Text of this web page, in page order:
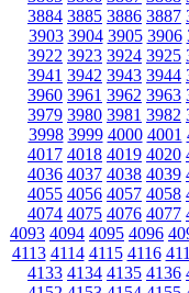
3884 3885 3886 3887
3903 3904 3905 3906
3922 3923 3924 3925
3941 3942 3943 3944
3960 3961 3962 3963
3979 3980 3981 3982
3998 3999 4000 4001
4017 4018 4019 4020
4036 4037 4038 4039
4055 4056 4057 4058
4074 4075 4076 4077
4093 4094 4095 4096
4113 4114 4115 4116
4133 4134 4135 4136